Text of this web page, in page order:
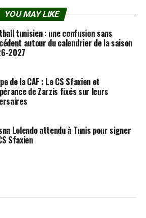
YOU MAY LIKE
tunisien : une confusion sans
autour du calendrier de la saison
2027
de la CAF : Le CS Sfaxien et
de Zarzis fixés sur leurs
Lolendo attendu à Tunis pour signer
Sfaxien